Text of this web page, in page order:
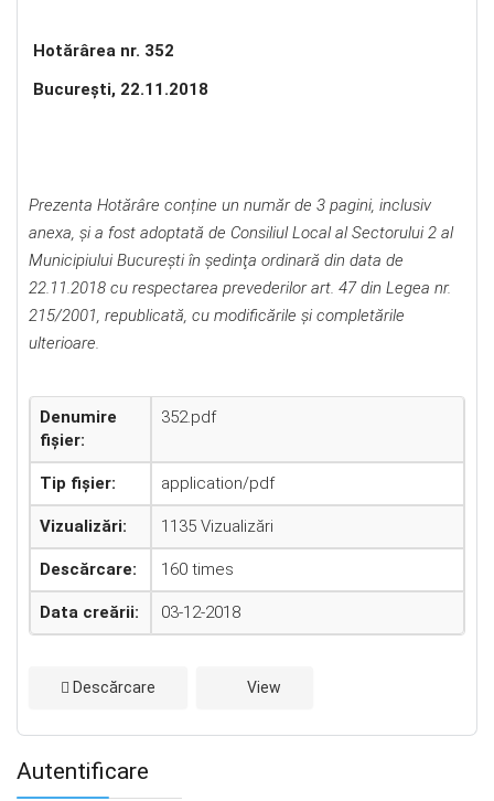
Hotărârea nr. 352
Bucureşti, 22.11.2018
Prezenta Hotărâre conține un număr de 3 pagini, inclusiv
anexa, și a fost adoptată de Consiliul Local al Sectorului 2 al
Municipiului Bucureşti în şedinţa ordinară din data de
22.11.2018 cu respectarea prevederilor art. 47 din Legea nr.
215/2001, republicată, cu modificările şi completările
ulterioare.
Denumire
fișier:
352.pdf
Tip fișier: application/pdf
Vizualizări: 1135 Vizualizări
Descărcare: 160 times
Data creării: 03-12-2018
Descărcare View
Autentificare